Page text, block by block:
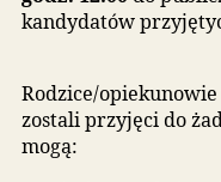
prowadzonych
W dniu 9 kwietnia
podaje do
postępowania